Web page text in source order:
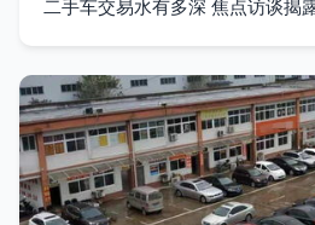
二手车交易水有多深 焦点访谈揭